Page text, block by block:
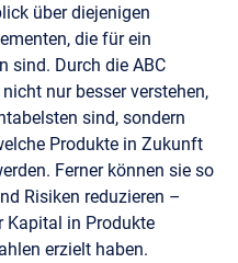
über diejenigen
die für ein
sind. Durch die ABC
nur besser verstehen,
sind, sondern
Produkte in Zukunft
Ferner können sie so
Risiken reduzieren –
Kapital in Produkte
erzielt haben.